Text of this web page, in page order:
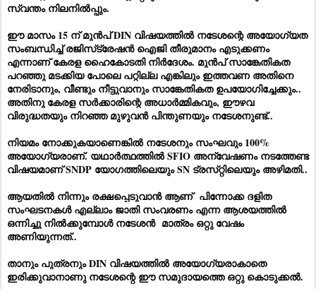
സ്വന്തം നിലനിൽപ്പും.
ഈ മാസം 15 ന് മുൻപ് DIN വിഷയത്തിൽ നടേശന്റെ അയോഗ്യത
സംബന്ധിച്ച് രജിസ്‌ട്രേഷൻ ഐജി തീരുമാനം എടുക്കണം
എന്നാണ് കേരള ഹൈകോടതി നിർദേശം. മുൻപ് സാങ്കേതികത
പറഞ്ഞു മടക്കിയ പോലെ പറ്റില്ല എങ്കിലും ഇത്തവണ അതിനെ
നേരിടാനും, വീണ്ടും നീട്ടുവാനും സാങ്കേതികത ഉപയോഗിച്ചേക്കും..
അതിനു കേരള സർക്കാരിന്റെ അധാർമ്മികവും, ഈഴവ
വിരുദ്ധതയും നിറഞ്ഞ മുഴുവൻ പിന്തുണയും നടേശനുണ്ട്..
നിയമം നോക്കുകയാണെങ്കിൽ നടേശനും സംഘവും 100%
അയോഗ്യരാണ്. യഥാർത്ഥത്തിൽ SFIO അന്വേഷണം നടത്തേണ്ട
വിഷയമാണ് SNDP യോഗത്തിലെയും SN ട്രസ്‌റ്റിലെയും അഴിമതി..
ആയതിൽ നിന്നും രക്ഷപ്പെടുവാൻ ആണ് പിന്നോക്ക ദളിത
സംഘടനകൾ എല്ലാം ജാതി സംവരണം എന്ന ആശയത്തിൽ
ഒന്നിച്ചു നിൽക്കുമ്പോൾ നടേശൻ മാത്രം ഒറ്റു വേഷം
അണിയുന്നത്..
താനും പുത്രനും DIN വിഷയത്തിൽ അയോഗ്യരാകാതെ
ഇരിക്കുവാനാണു നടേശന്റെ ഈ സമുദായത്തെ ഒറ്റു കൊടുക്കൽ.